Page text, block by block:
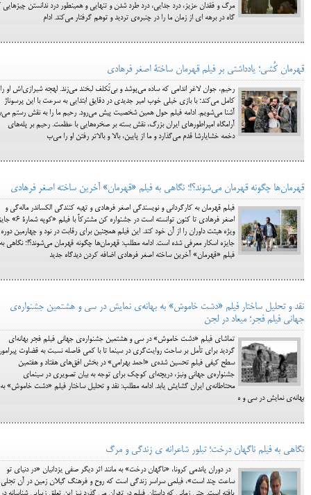
مرگ و فقدان عزیز، درد جدایی، درد طرد شدن و تنهایی و همینطور درد ندانستن چیزهایی
گاه در برهه ای از زمان ما را در چنبره‌ی تردید و توهم گرفتار می‌کند. ادام
قهرمان کُشی؛ یادداشتی بر فیلم قهرمان ساختۀ اصغر فرهادی
رحیم، جوان لاغر اندامی که ساده می‌پوشد و بی‌تَکلف لبخند می‌زند. لهجه شیرازی‌اش او را
کامل می‌کند؛ با بازی خیلی خوب امیر جدیدی در دقایق ابتدایی به سرعت با این پرسوناژ
آشنا می‌شویم. ادامه فیلم حول همین شخصیت پیش می‌رود. رحیم ما را به نقش رستم
آرامگاه امپراطورهای ایران بزرگ، نقش بسته بر صخره‌هایی با عظمت. رحیم بر پله‌های
دخمه خشایارشا قدم می‌گذارد و ما از پایین، بالا و بالاتر رفتن او را می‌ب
قهرمان‌ها چگونه قهرمان می‌شوند؟!؛ نگاهی به فیلم «قهرمان» آخرین ساخته اصغر فرهادی
فیلم قهرمان به کارگردانی و نویسندگی اصغر فرهادی و تهیه کنندگی الکساندر ماله‌گی و
اصغر فرهادی تا کنون توانسته است در جشنواره کن مشترکاً با
ویژه هیئت داوران را از آن خود کند. این فیلم همچنین برای رقابت در نود و چهارمین دوره
جایزه اسکار معرفی شده است. ادامه مطلب: قهرمان‌ها چگونه قهرمان می‌شوند؟!؛ نگاهی به
فیلم «قهرمان» آخرین ساخته اصغر فرهادی اضافه کردن دیدگاه جدید
نقد و تحلیل ساختار فیلم «دشت خاموش» به بهانه‌ی نمایش در سی و هشتمین جشنواره‌ی
جهانی فیلم فجر؛ میعاد در لجن
تماشای فیلم «دشت خاموش» در سی و هشتمین جشنواره‌ی جهانی فیلم فجر بهانه‌ای
گردید برای تأمل بر ساحت روایت‌گری در سینما تا با کمی فاصله نسبت به قضاوت
سطح کیفی فیلمِ تحسین شده‌ی «احمد بهرامی» در بخش افق‌های هفتاد و هفتمین
جشنواره‌ی جهانی ونیز، دریچه‌ای کوچک برای توجه به بیان تصویری در سینمای
محتاطانه‌ی ایران گشایش یابد. ادامه مطلب: نقد و تحلیل ساختار فیلم «دشت خاموش» به
بهانه‌ی نمایش در سی و ه
نگاهی به فیلم ناگهان درخت؛ تبلور شاعرانه ی زندگی و مرگ
در دوران پاندمی کرونا، «ناگهان درخت» به مانند اثر دیگر صفی یزدانیان «در دنیای تو
ساعت چند است»، فیلمی سراسر زندگی است که روح و فرهنگ گیلان زمین در آن تجلی